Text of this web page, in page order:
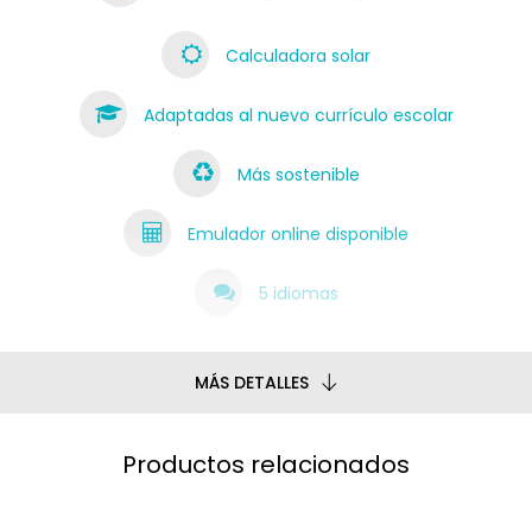
Calculadora solar
Adaptadas al nuevo currículo escolar
Más sostenible
Emulador online disponible
5 idiomas
MÁS DETALLES
Productos relacionados